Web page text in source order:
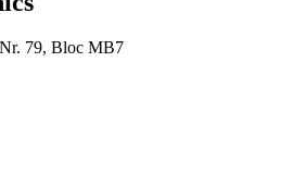
79, Bloc MB7